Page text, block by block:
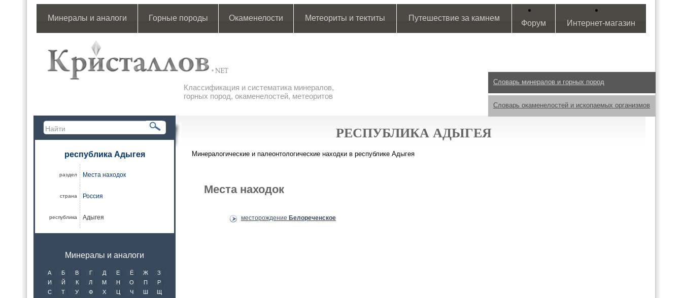
Минералы и аналоги Горные породы Окаменелости Метеориты и тектиты Путешествие за камнем
Форум Интернет-магазин
Классификация и систематика минералов,
горных пород, окаменелостей, метеоритов
Словарь минералов и горных пород
Словарь окаменелостей и ископаемых организмов
республика Адыгея
раздел Места находок
страна Россия
республика Адыгея
Минералы и аналоги
А Б В Г Д Е Ё Ж
З
И
Й К Л М Н О П
Р
С
Т У Ф Х Ц Ч Ш
Щ
РЕСПУБЛИКА АДЫГЕЯ
Минералогические и палеонтологические находки в республике Адыгея
Места находок
месторождение Белореченское